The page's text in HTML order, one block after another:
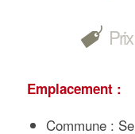
Emplacement :
Commune :